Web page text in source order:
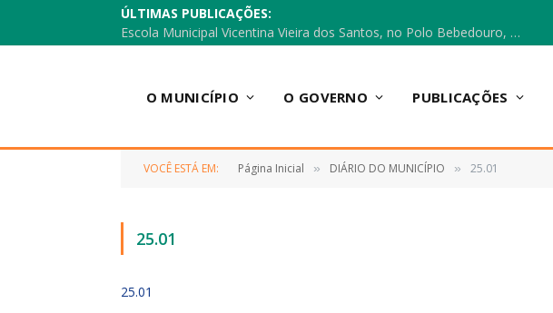
ÚLTIMAS PUBLICAÇÕES:
Escola Municipal Vicentina Vieira dos Santos, no Polo Bebedouro, recebeu materiais para a implantação do Cantinho da Leitura e da Sala Multidisciplinar.
O MUNICÍPIO O GOVERNO PUBLICAÇÕES
VOCÊ ESTÁ EM: Página Inicial » DIÁRIO DO MUNICÍPIO » 25.01
25.01
25.01